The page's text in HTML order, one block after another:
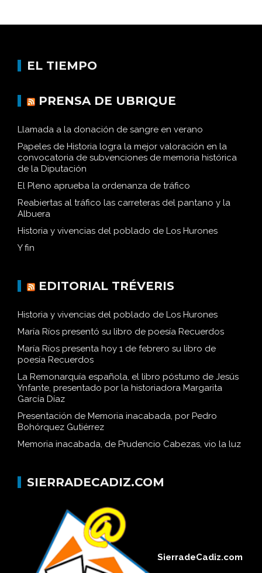
EL TIEMPO
PRENSA DE UBRIQUE
Llamada a la donación de sangre en verano
Papeles de Historia logra la mejor valoración en la
convocatoria de subvenciones de memoria histórica
de la Diputación
El Pleno aprueba la ordenanza de tráfico
Reabiertas al tráfico las carreteras del pantano y la
Albuera
Historia y vivencias del poblado de Los Hurones
Y fin
EDITORIAL TRÉVERIS
Historia y vivencias del poblado de Los Hurones
María Ríos presentó su libro de poesía Recuerdos
María Ríos presenta hoy 1 de febrero su libro de
poesía Recuerdos
La Remonarquía española, el libro póstumo de Jesús
Ynfante, presentado por la historiadora Margarita
García Díaz
Presentación de Memoria inacabada, por Pedro
Bohórquez Gutiérrez
Memoria inacabada, de Prudencio Cabezas, vio la luz
SIERRADECADIZ.COM
SierradeCadiz.com